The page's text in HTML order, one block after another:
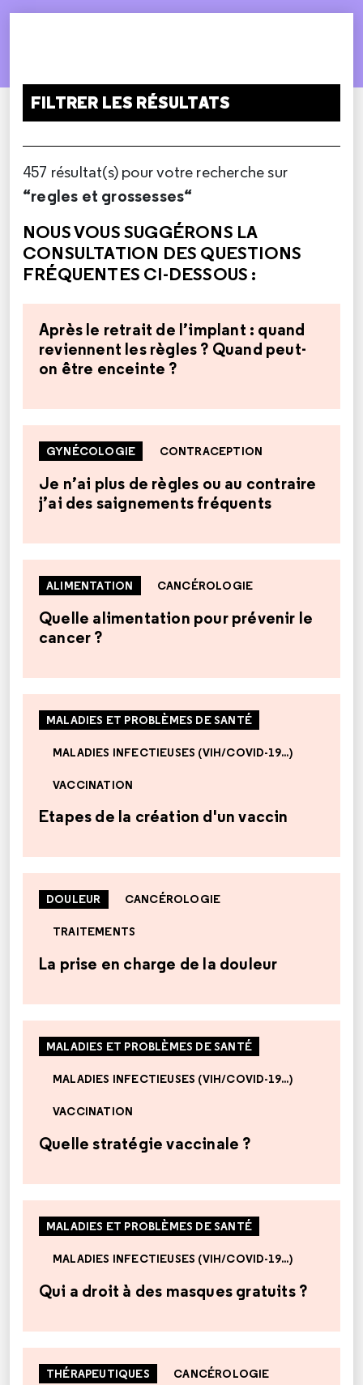
FILTRER LES RÉSULTATS
457 résultat(s) pour votre recherche sur
“regles et grossesses“
NOUS VOUS SUGGÉRONS LA
CONSULTATION DES QUESTIONS
FRÉQUENTES CI-DESSOUS :
Après le retrait de l’implant : quand
reviennent les règles ? Quand peut-
on être enceinte ?
GYNÉCOLOGIE CONTRACEPTION
Je n’ai plus de règles ou au contraire
j’ai des saignements fréquents
ALIMENTATION CANCÉROLOGIE
Quelle alimentation pour prévenir le
cancer ?
MALADIES ET PROBLÈMES DE SANTÉ
MALADIES INFECTIEUSES (VIH/COVID-19...)
VACCINATION
Etapes de la création d'un vaccin
DOULEUR CANCÉROLOGIE
TRAITEMENTS
La prise en charge de la douleur
MALADIES ET PROBLÈMES DE SANTÉ
MALADIES INFECTIEUSES (VIH/COVID-19...)
VACCINATION
Quelle stratégie vaccinale ?
MALADIES ET PROBLÈMES DE SANTÉ
MALADIES INFECTIEUSES (VIH/COVID-19...)
Qui a droit à des masques gratuits ?
THÉRAPEUTIQUES CANCÉROLOGIE